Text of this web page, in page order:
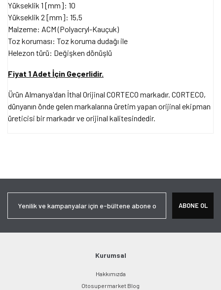
Yükseklik 1 [mm]: 10
Yükseklik 2 [mm]: 15,5
Malzeme: ACM (Polyacryl-Kauçuk)
Toz koruması: Toz koruma dudağı ile
Helezon türü: Değişken dönüşlü
Fiyat 1 Adet İçin Geçerlidir.
Ürün Almanya'dan İthal Orijinal CORTECO markadır. CORTECO,
dünyanın önde gelen markalarına üretim yapan orijinal ekipman
üreticisi bir markadır ve orijinal kalitesindedir.
Ürün açıklamasında eksik bilgiler bulunuyor.
Bu ürüne benzer farklı alternatifler olmalı.
ABONE OL
Kurumsal
Hakkımızda
Otosupermarket Blog